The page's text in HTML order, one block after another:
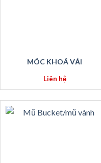
MÓC KHOÁ VẢI
Liên hệ